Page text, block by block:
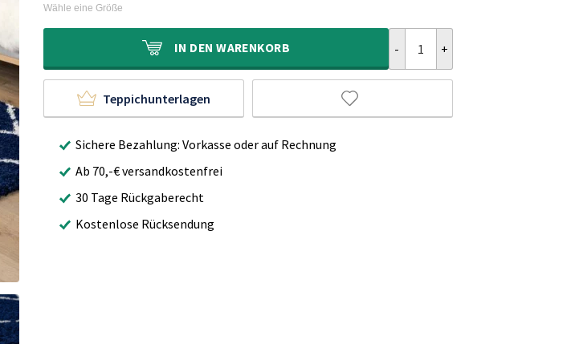
70,00€
31,95€.
Wähle eine Größe
IN DEN WARENKORB
Teppichunterlagen
Sichere Bezahlung: Vorkasse oder auf Rechnung
Ab 70,-€ versandkostenfrei
30 Tage Rückgaberecht
Kostenlose Rücksendung